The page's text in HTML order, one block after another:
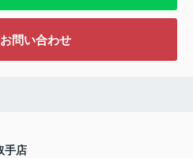
お問い合わせ
手店